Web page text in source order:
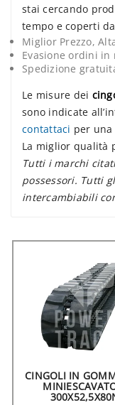
stai cercando
tempo e coperti da
Miglior Prezzo,
Evasione ordini in
Spedizione
Le misure dei
sono indicate
contattaci per una
La miglior qualità
Tutti i marchi
possessori. Tutti
intercambiabili
CINGOLI IN